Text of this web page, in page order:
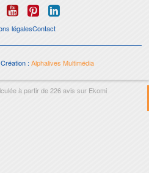
légalesContact
:Alphalives Multimédia
à partir de226avis sur Ekomi